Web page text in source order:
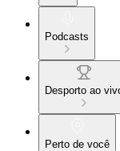
Podcasts
Desporto ao
Perto de você